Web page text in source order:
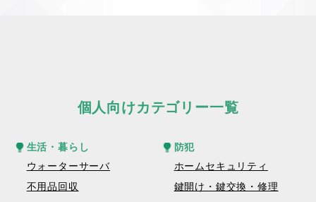
個人向けカテゴリー一覧
生活・暮らし
ウォーターサーバ
不用品回収
防犯
ホームセキュリティ
鍵開け・鍵交換・修理